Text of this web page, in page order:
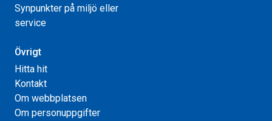
Synpunkter på miljö eller
service
Övrigt
Hitta hit
Kontakt
Om webbplatsen
Om personuppgifter